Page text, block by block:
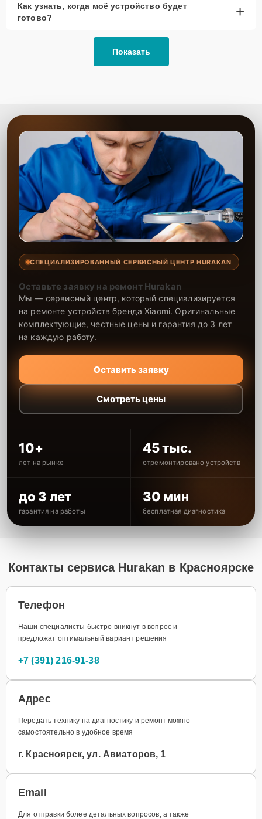
Как узнать, когда моё устройство будет
готово?
+
Показать
СПЕЦИАЛИЗИРОВАННЫЙ СЕРВИСНЫЙ ЦЕНТР HURAKAN
Оставьте заявку на ремонт Hurakan
Мы — сервисный центр, который специализируется
на ремонте устройств бренда Xiaomi. Оригинальные
комплектующие, честные цены и гарантия до 3 лет
на каждую работу.
Оставить заявку
Смотреть цены
10+
лет на рынке
45 тыс.
отремонтировано устройств
до 3 лет
гарантия на работы
30 мин
бесплатная диагностика
Контакты сервиса Hurakan в Красноярске
Телефон
Наши специалисты быстро вникнут в вопрос и
предложат оптимальный вариант решения
+7 (391) 216-91-38
Адрес
Передать технику на диагностику и ремонт можно
самостоятельно в удобное время
г. Красноярск, ул. Авиаторов, 1
Email
Для отправки более детальных вопросов, а также